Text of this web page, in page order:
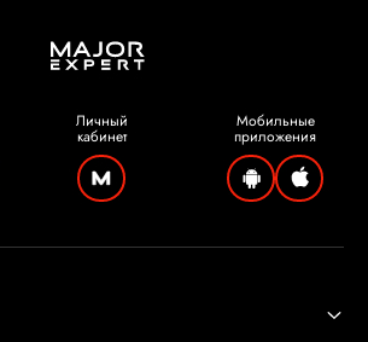
Личный
кабинет
Мобильные
приложения